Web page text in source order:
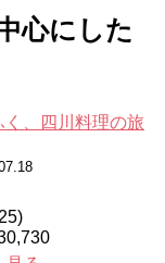
心にした
、四川料理の旅